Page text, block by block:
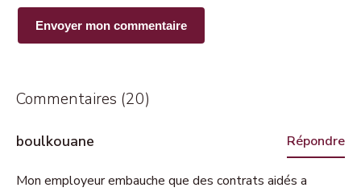
Commentaires (20)
boulkouane Répondre
Mon employeur embauche que des contrats aidés a